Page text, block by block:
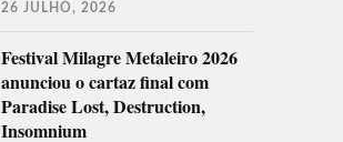
26 JULHO, 2026
Festival Milagre Metaleiro 2026
anunciou o cartaz final com
Paradise Lost, Destruction,
Insomnium